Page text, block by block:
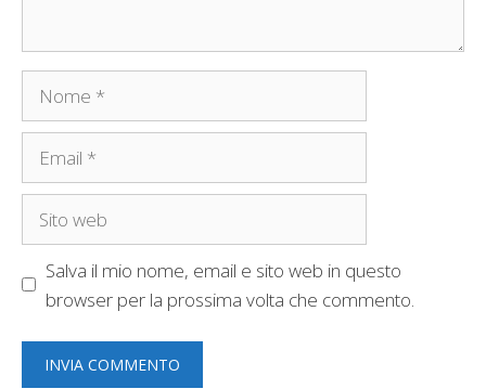
Salva il mio nome, email e sito web in questo
browser per la prossima volta che commento.